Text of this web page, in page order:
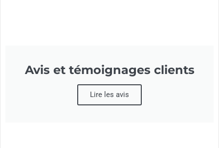
Avis et témoignages clients
Lire les avis